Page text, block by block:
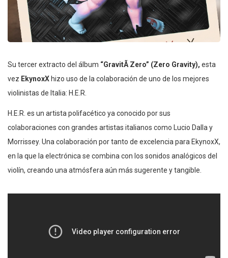
Su tercer extracto del álbum “GravitÃ Zero” (Zero Gravity), esta
vez EkynoxX hizo uso de la colaboración de uno de los mejores
violinistas de Italia: H.E.R.
H.E.R. es un artista polifacético ya conocido por sus
colaboraciones con grandes artistas italianos como Lucio Dalla y
Morrissey. Una colaboración por tanto de excelencia para EkynoxX,
en la que la electrónica se combina con los sonidos analógicos del
violín, creando una atmósfera aún más sugerente y tangible.